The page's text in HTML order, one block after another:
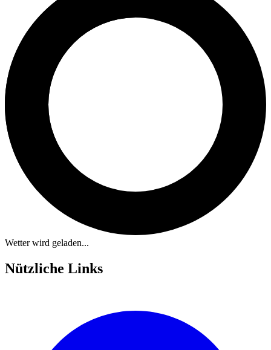
Wetter wird geladen...
Nützliche Links